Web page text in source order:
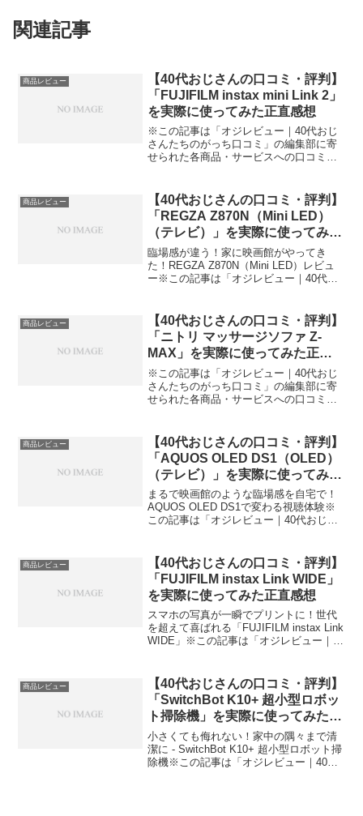
関連記事
商品レビュー
【40代おじさんの口コミ・評判】
「FUJIFILM instax mini Link 2」
を実際に使ってみた正直感想
※この記事は「オジレビュー｜40代おじ
さんたちのがっち口コミ」の編集部に寄
せられた各商品・サービスへの口コミス
の場で形に今日、編集部が紹介したい...
商品レビュー
【40代おじさんの口コミ・評判】
「REGZA Z870N（Mini LED）
（テレビ）」を実際に使ってみた
正直感想
臨場感が違う！家に映画館がやってき
た！REGZA Z870N（Mini LED）レビュ
ー※この記事は「オジレビュー｜40代お
今日、編集部が紹介したいのが「REGZA
Z...
商品レビュー
【40代おじさんの口コミ・評判】
「ニトリ マッサージソファ Z-
MAX」を実際に使ってみた正直
感想
※この記事は「オジレビュー｜40代おじ
さんたちのがっち口コミ」の編集部に寄
せられた各商品・サービスへの口コミ仕
き今日、編集部が紹介したいのが「ニト
リ マッサージ...
商品レビュー
【40代おじさんの口コミ・評判】
「AQUOS OLED DS1（OLED）
（テレビ）」を実際に使ってみた
正直感想
まるで映画館のような臨場感を自宅で！
AQUOS OLED DS1で変わる視聴体験※
この記事は「オジレビュー｜40代おじさ
日、編集部が紹介したいのが「AQUOS
OLED ...
商品レビュー
【40代おじさんの口コミ・評判】
「FUJIFILM instax Link WIDE」
を実際に使ってみた正直感想
スマホの写真が一瞬でプリントに！世代
を超えて喜ばれる「FUJIFILM instax Link
WIDE」※この記事は「オジレビュー｜40
コミ今日、編集部が紹介したいの...
商品レビュー
【40代おじさんの口コミ・評判】
「SwitchBot K10+ 超小型ロボッ
ト掃除機」を実際に使ってみた正
直感想
小さくても侮れない！家中の隅々まで清
潔に - SwitchBot K10+ 超小型ロボット掃
除機※この記事は「オジレビュー｜40代